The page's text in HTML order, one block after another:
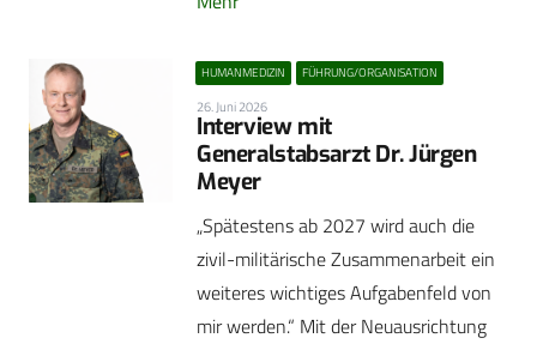
HUMANMEDIZIN FÜHRUNG/ORGANISATION
26. Juni 2026
Interview mit
Generalstabsarzt Dr. Jürgen
Meyer
„Spätestens ab 2027 wird auch die
zivil-militärische Zusammenarbeit ein
weiteres wichtiges Aufgabenfeld von
mir werden.“ Mit der Neuausrichtung